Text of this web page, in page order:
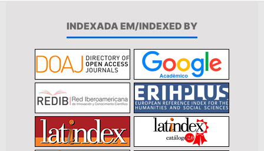
INDEXADA EM/INDEXED BY